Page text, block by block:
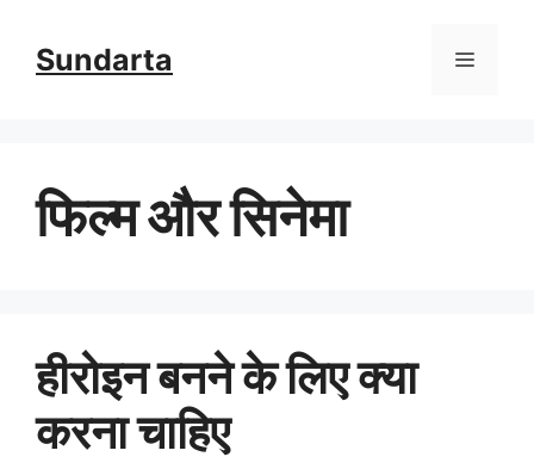
Sundarta Menu
फिल्म और सिनेमा
हीरोइन बनने के लिए क्या
करना चाहिए